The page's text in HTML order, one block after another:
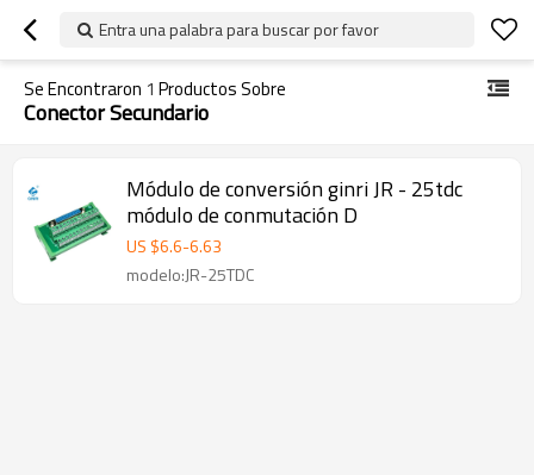
Entra una palabra para buscar por favor
Se Encontraron 1 Productos Sobre
Conector Secundario
Módulo de conversión ginri JR - 25tdc
módulo de conmutación D
US $6.6-6.63
modelo:JR-25TDC